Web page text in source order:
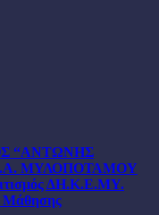
“ΑΝΤΩΝΗΣ
ΜΥΛΟΠΟΤΑΜΟΥ
ΔΗ.Κ.Ε.ΜΥ.
Μάθησης